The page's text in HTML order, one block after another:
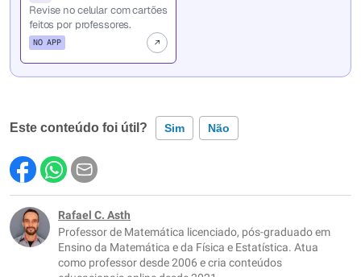
Revise no celular com cartões
feitos por professores.
NO APP
Este conteúdo foi útil? Sim Não
Este conteúdo contém informação incorreta
Este conteúdo não tem a informação que procuro
Outro
Rafael C. Asth
Professor de Matemática licenciado, pós-graduado em
Ensino da Matemática e da Física e Estatística. Atua
como professor desde 2006 e cria conteúdos